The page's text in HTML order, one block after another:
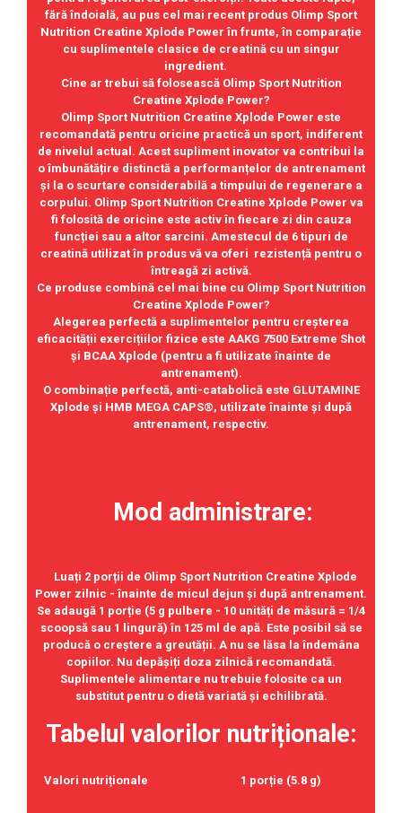
fără îndoială, au pus cel mai recent produs Olimp Sport
Nutrition Creatine Xplode Power în frunte, în comparație
cu suplimentele clasice de creatină cu un singur
ingredient.
Cine ar trebui să folosească Olimp Sport Nutrition
Creatine Xplode Power?
Olimp Sport Nutrition Creatine Xplode Power este
recomandată pentru oricine practică un sport, indiferent
de nivelul actual. Acest supliment inovator va contribui la
o îmbunătățire distinctă a performanțelor de antrenament
și la o scurtare considerabilă a timpului de regenerare a
corpului. Olimp Sport Nutrition Creatine Xplode Power va
fi folosită de oricine este activ în fiecare zi din cauza
funcției sau a altor sarcini. Amestecul de 6 tipuri de
creatină utilizat în produs vă va oferi rezistență pentru o
întreagă zi activă.
Ce produse combină cel mai bine cu Olimp Sport Nutrition
Creatine Xplode Power?
Alegerea perfectă a suplimentelor pentru creșterea
eficacității exercițiilor fizice este AAKG 7500 Extreme Shot
și BCAA Xplode (pentru a fi utilizate înainte de
antrenament).
O combinație perfectă, anti-catabolică este GLUTAMINE
Xplode și HMB MEGA CAPS®, utilizate înainte și după
antrenament, respectiv.
Mod administrare:
Luați 2 porții de Olimp Sport Nutrition Creatine Xplode
Power zilnic - înainte de micul dejun și după antrenament.
Se adaugă 1 porție (5 g pulbere - 10 unități de măsură = 1/4
scoopsă sau 1 lingură) în 125 ml de apă. Este posibil să se
producă o creștere a greutății. A nu se lăsa la îndemâna
copiilor. Nu depășiți doza zilnică recomandată.
Suplimentele alimentare nu trebuie folosite ca un
substitut pentru o dietă variată și echilibrată.
Tabelul valorilor nutriționale:
Valori nutriționale 1 porție (5.8 g)